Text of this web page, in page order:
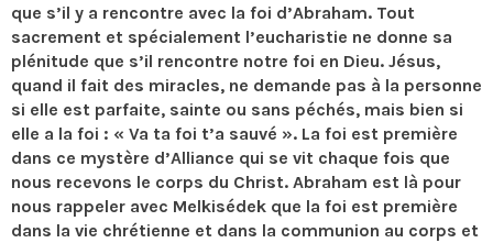
que s’il y a rencontre avec la foi d’Abraham. Tout
sacrement et spécialement l’eucharistie ne donne sa
plénitude que s’il rencontre notre foi en Dieu. Jésus,
quand il fait des miracles, ne demande pas à la personne
si elle est parfaite, sainte ou sans péchés, mais bien si
elle a la foi : « Va ta foi t’a sauvé ». La foi est première
dans ce mystère d’Alliance qui se vit chaque fois que
nous recevons le corps du Christ. Abraham est là pour
nous rappeler avec Melkisédek que la foi est première
dans la vie chrétienne et dans la communion au corps et